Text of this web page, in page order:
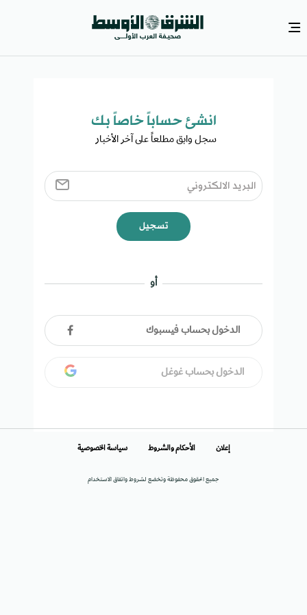
انشئ حساباً خاصاً بك​
سجل وابق مطلعاً على آخر الأخبار ​
تسجيل
أو
الدخول بحساب فيسبوك
الدخول بحساب غوغل
جميع الحقوق محفوظة وتخضع لشروط واتفاق الاستخدام
إعلان الأحكام والشروط سياسة الخصوصية